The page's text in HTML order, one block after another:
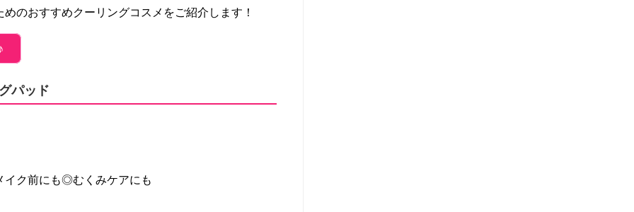
のおすすめクーリングコスメをご紹介します！
パッド
イク前にも◎むくみケアにも